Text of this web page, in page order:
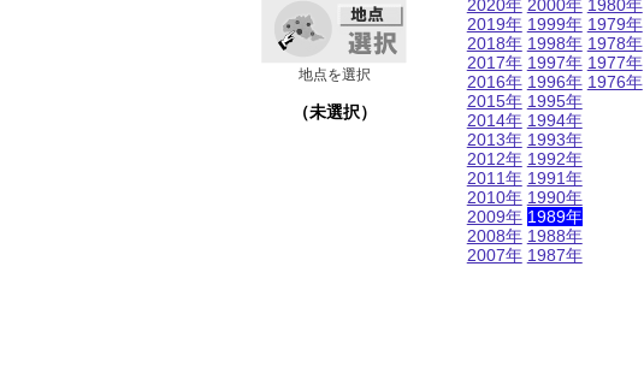
地点を選択
（未選択）
2020年
2019年
2018年
2017年
2016年
2015年
2014年
2013年
2012年
2011年
2010年
2009年
2008年
2007年
2000年
1999年
1998年
1997年
1996年
1995年
1994年
1993年
1992年
1991年
1990年
1989年
1988年
1987年
1980年
1979年
1978年
1977年
1976年